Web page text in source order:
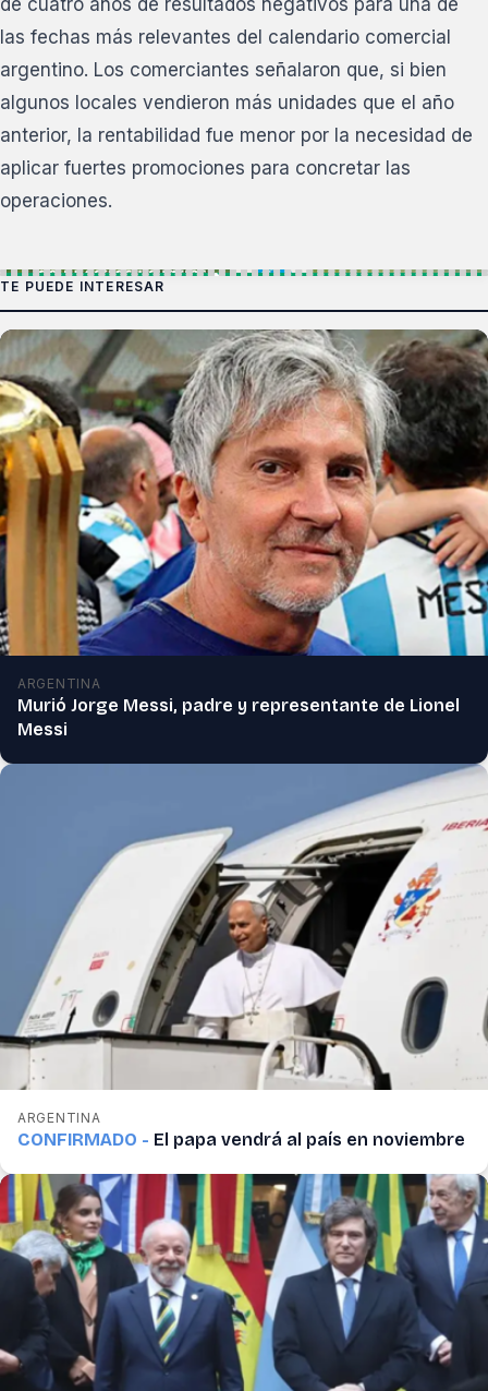
las fechas más relevantes del calendario comercial
argentino. Los comerciantes señalaron que, si bien
algunos locales vendieron más unidades que el año
anterior, la rentabilidad fue menor por la necesidad de
aplicar fuertes promociones para concretar las
operaciones.
TE PUEDE INTERESAR
ARGENTINA
Murió Jorge Messi, padre y representante de Lionel
Messi
ARGENTINA
CONFIRMADO - El papa vendrá al país en noviembre